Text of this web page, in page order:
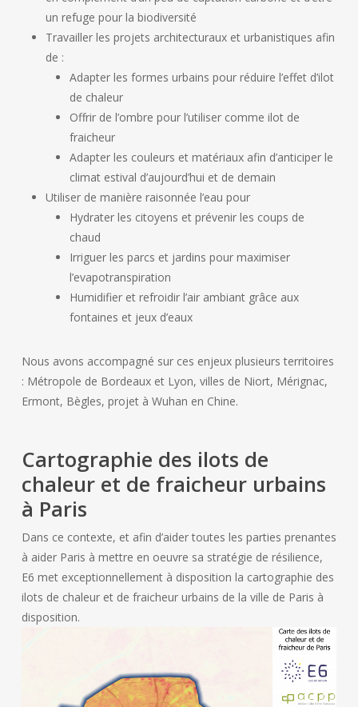
un refuge pour la biodiversité
Travailler les projets architecturaux et urbanistiques afin
de :
Adapter les formes urbains pour réduire l’effet d’ilot
de chaleur
Offrir de l’ombre pour l’utiliser comme ilot de
fraicheur
Adapter les couleurs et matériaux afin d’anticiper le
climat estival d’aujourd’hui et de demain
Utiliser de manière raisonnée l’eau pour
Hydrater les citoyens et prévenir les coups de
chaud
Irriguer les parcs et jardins pour maximiser
l’evapotranspiration
Humidifier et refroidir l’air ambiant grâce aux
fontaines et jeux d’eaux
Nous avons accompagné sur ces enjeux plusieurs territoires
: Métropole de Bordeaux et Lyon, villes de Niort, Mérignac,
Ermont, Bègles, projet à Wuhan en Chine.
Cartographie des ilots de
chaleur et de fraicheur urbains
à Paris
Dans ce contexte, et afin d’aider toutes les parties prenantes
à aider Paris à mettre en oeuvre sa stratégie de résilience,
E6 met exceptionnellement à disposition la cartographie des
ilots de chaleur et de fraicheur urbains de la ville de Paris à
disposition.